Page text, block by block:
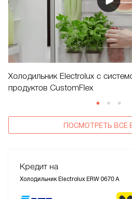
Холодильник Electrolux c
продуктов CustomFlex
ПОСМОТРЕТЬ ВСЕ
Кредит на
Холодильник Electrolux ERW 0670 A